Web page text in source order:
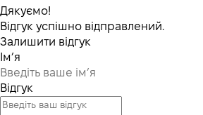
Дякуємо!
Відгук успішно відправлений.
Залишити відгук
Ім’я
Відгук